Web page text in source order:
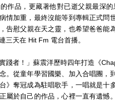
作品，更藏著他對已逝父親最深
情加重，最終沒能等到專輯正式
告慰父親在天之靈，也希望爸爸能
三天在 Hit Fm 電台首播。
實踐者！」蘇震洋歷時四年打造《
。從童年學習國樂、加入合唱團，
》奪冠成為駐唱歌手，一唱就是十
屬於自己的作品，心裡一直有遺憾